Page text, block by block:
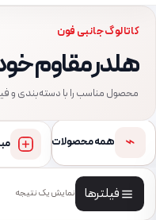
کاتالوگ جانبی فون
هلدر مقاوم
محصول مناسب را با دسته‌بندی و
⌁ همه محصولات
فیلترها نمایش یک نتیجه